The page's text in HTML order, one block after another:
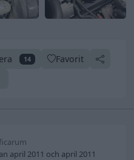
14 Favorit
april 2011 och april 2011